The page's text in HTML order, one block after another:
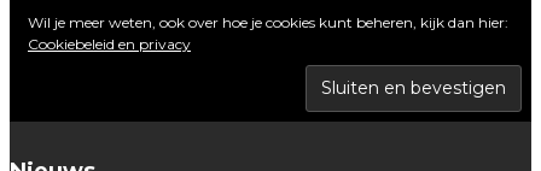
Wil je meer weten, ook over hoe je cookies kunt beheren, kijk dan hier:
Cookiebeleid en privacy